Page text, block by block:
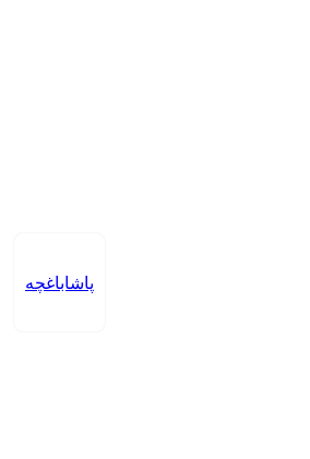
پاشاباغچه